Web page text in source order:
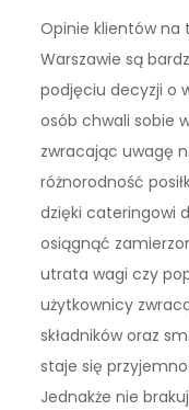
Opinie klientów
Warszawie są
podjęciu decyzji o
osób chwali sobie
zwracając uwagę
różnorodność
dzięki cateringowi
osiągnąć
utrata wagi czy
użytkownicy
składników oraz
staje się
Jednakże nie